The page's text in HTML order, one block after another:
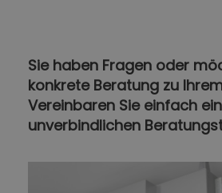
Sie haben Fragen oder
konkrete Beratung zu
Vereinbaren Sie einfach
unverbindlichen